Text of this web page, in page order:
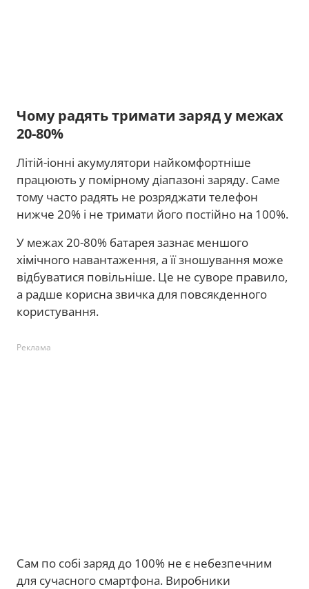
Чому радять тримати заряд у межах
20-80%
Літій-іонні акумулятори найкомфортніше
працюють у помірному діапазоні заряду. Саме
тому часто радять не розряджати телефон
нижче 20% і не тримати його постійно на 100%.
У межах 20-80% батарея зазнає меншого
хімічного навантаження, а її зношування може
відбуватися повільніше. Це не суворе правило,
а радше корисна звичка для повсякденного
користування.
Реклама
Сам по собі заряд до 100% не є небезпечним
для сучасного смартфона. Виробники